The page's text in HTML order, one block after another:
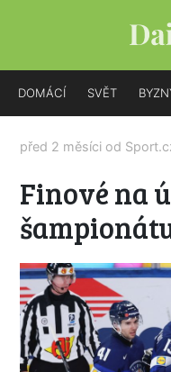
DOMÁCÍ SVĚT
před 2 měsíci od
Finové na